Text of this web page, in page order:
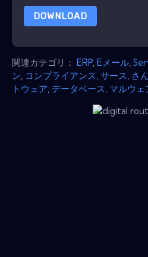
DOWNLOAD
関連カテゴリ： ERP Eメール
ン コンプライアンス サース さん
トウェア データベース マルウェ